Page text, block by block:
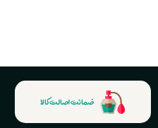
ضمانت اصالت کالا